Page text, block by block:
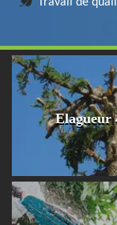
Elagueur